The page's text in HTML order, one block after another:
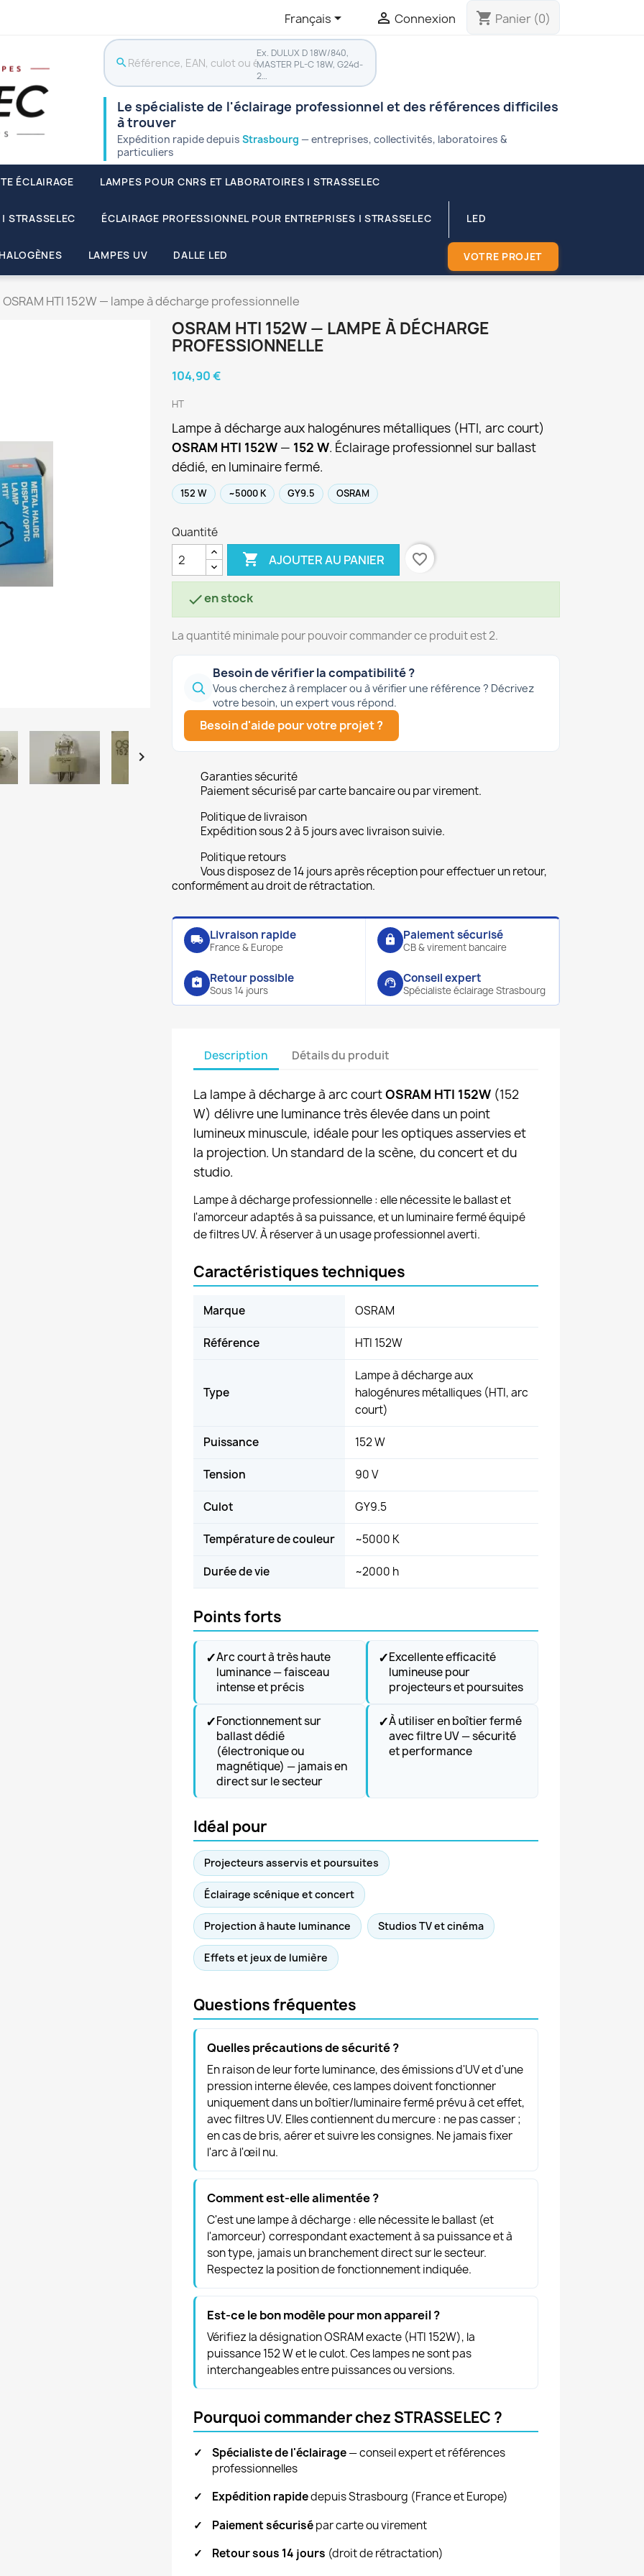
Français  Connexion shopping_cart Panier (0)
search
Ex. DULUX D 18W/840,
MASTER PL-C 18W, G24d-
2…
Le spécialiste de l'éclairage professionnel et des références difficiles
à trouver
Expédition rapide depuis Strasbourg — entreprises, collectivités, laboratoires &
particuliers
ÉCLAIRAGE LAMPES POUR CNRS ET LABORATOIRES | STRASSELEC
STRASSELEC ÉCLAIRAGE PROFESSIONNEL POUR ENTREPRISES | STRASSELEC LED
LAMPES UV DALLE LED VOTRE PROJET
OSRAM HTI 152W — lampe à décharge professionnelle

OSRAM HTI 152W — LAMPE À DÉCHARGE
PROFESSIONNELLE
104,90 €
HT
Lampe à décharge aux halogénures métalliques (HTI, arc court)
OSRAM HTI 152W — 152 W. Éclairage professionnel sur ballast
dédié, en luminaire fermé.
152 W ~5000 K GY9.5 OSRAM
Quantité
 AJOUTER AU PANIER favorite_border
en stock
La quantité minimale pour pouvoir commander ce produit est 2.
Besoin de vérifier la compatibilité ?
Vous cherchez à remplacer ou à vérifier une référence ? Décrivez
votre besoin, un expert vous répond.
Besoin d'aide pour votre projet ?
Garanties sécurité
Paiement sécurisé par carte bancaire ou par virement.
Politique de livraison
Expédition sous 2 à 5 jours avec livraison suivie.
Politique retours
Vous disposez de 14 jours après réception pour effectuer un retour,
conformément au droit de rétractation.
local_shipping Livraison rapide
France & Europe
lock Paiement sécurisé
CB & virement bancaire
assignment_return Retour possible
Sous 14 jours
support_agent Conseil expert
Spécialiste éclairage Strasbourg
Description Détails du produit
La lampe à décharge à arc courtOSRAM HTI 152W (152
W) délivre une luminance très élevée dans un point
lumineux minuscule, idéale pour les optiques asservies et
la projection. Un standard de la scène, du concert et du
studio.
Lampe à décharge professionnelle : elle nécessite le ballast et
l'amorceur adaptés à sa puissance, et un luminaire fermé équipé
de filtres UV. À réserver à un usage professionnel averti.
Caractéristiques techniques
Marque OSRAM
Référence HTI 152W
Type
Lampe à décharge aux
halogénures métalliques (HTI, arc
court)
Puissance 152 W
Tension 90 V
Culot GY9.5
Température de couleur ~5000 K
Durée de vie ~2000 h
Points forts
✓Arc court à très haute
luminance — faisceau
intense et précis
✓Excellente efficacité
lumineuse pour
projecteurs et poursuites
✓Fonctionnement sur
ballast dédié
(électronique ou
magnétique) — jamais en
direct sur le secteur
✓À utiliser en boîtier fermé
avec filtre UV — sécurité
et performance
Idéal pour
Projecteurs asservis et poursuites
Éclairage scénique et concert
Projection à haute luminance Studios TV et cinéma
Effets et jeux de lumière
Questions fréquentes
Quelles précautions de sécurité ?
En raison de leur forte luminance, des émissions d'UV et d'une
pression interne élevée, ces lampes doivent fonctionner
uniquement dans un boîtier/luminaire fermé prévu à cet effet,
avec filtres UV. Elles contiennent du mercure : ne pas casser ;
en cas de bris, aérer et suivre les consignes. Ne jamais fixer
l'arc à l'œil nu.
Comment est-elle alimentée ?
C'est une lampe à décharge : elle nécessite le ballast (et
l'amorceur) correspondant exactement à sa puissance et à
son type, jamais un branchement direct sur le secteur.
Respectez la position de fonctionnement indiquée.
Est-ce le bon modèle pour mon appareil ?
Vérifiez la désignation OSRAM exacte (HTI 152W), la
puissance 152 W et le culot. Ces lampes ne sont pas
interchangeables entre puissances ou versions.
Pourquoi commander chez STRASSELEC ?
✓ Spécialiste de l'éclairage— conseil expert et références
professionnelles
✓
Expédition rapidedepuis Strasbourg (France et Europe)
✓
Paiement sécurisépar carte ou virement
✓
Retour sous 14 jours (droit de rétractation)